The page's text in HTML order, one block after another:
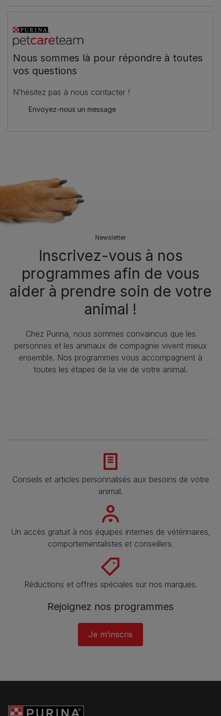
Nous sommes là pour répondre à toutes
vos questions
N’hésitez pas à nous contacter !
Envoyez-nous un message
Newsletter
Inscrivez-vous à nos
programmes afin de vous
aider à prendre soin de votre
animal !
Chez Purina, nous sommes convaincus que les
personnes et les animaux de compagnie vivent mieux
ensemble. Nos programmes vous accompagnent à
toutes les étapes de la vie de votre animal.​
Conseils et articles personnalisés aux besoins de votre
animal​.
Un accès gratuit à nos équipes internes de vétérinaires,
comportementalistes et conseillers.
Réductions et offres spéciales sur nos marques​.
Rejoignez nos programmes
Je m’inscris